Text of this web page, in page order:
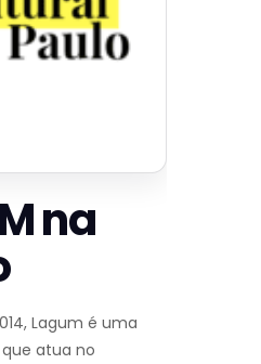
na
Lagum é uma
atua no